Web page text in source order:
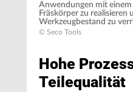
Anwendungen mit einem
Fräskörper zu realisieren
Werkzeugbestand zu
© Seco Tools
Hohe
Teilequalität